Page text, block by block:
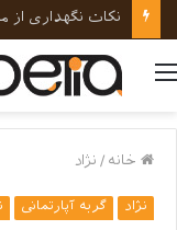
نکات نگهداری از
منو
خانه / نژاد
نژاد گربه آپارتمانی